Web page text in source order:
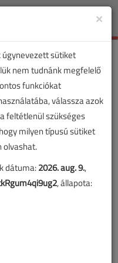
Toggle
×
úgynevezett sütiket
nem tudnánk megfelelő
funkciókat
válassza azok
feltétlenül szükséges
milyen típusú sütiket
olvashat.
dátuma:2026. aug. 9.,
, állapota: